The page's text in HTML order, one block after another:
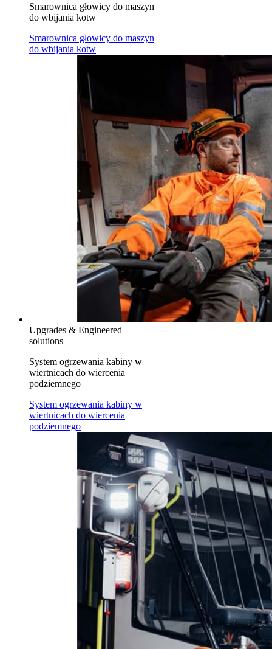
Smarownica głowicy do maszyn
do wbijania kotw
Smarownica głowicy do maszyn
do wbijania kotw
Upgrades & Engineered
solutions
System ogrzewania kabiny w
wiertnicach do wiercenia
podziemnego
System ogrzewania kabiny w
wiertnicach do wiercenia
podziemnego